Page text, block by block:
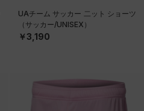
UAチーム サッカー 二ット ショーツ
（サッカー/UNISEX）
￥3,190